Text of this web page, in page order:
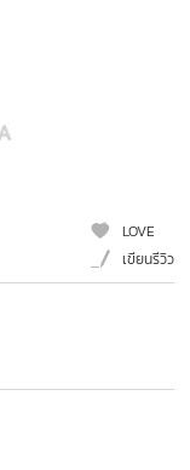
LOVE
เขียนรีวิว